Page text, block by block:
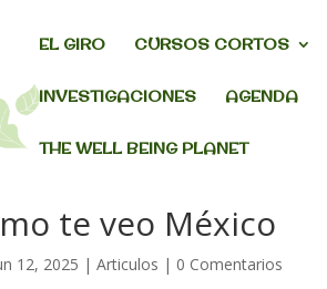
EL GIRO CURSOS CORTOS
INVESTIGACIONES AGENDA
THE WELL BEING PLANET
te veo México
12, 2025 |Articulos | 0 Comentarios